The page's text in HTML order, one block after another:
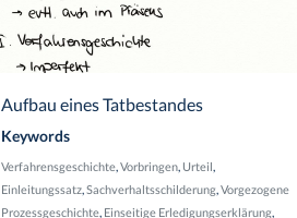
Aufbau eines Tatbestandes
Keywords
Verfahrensgeschichte,Vorbringen, Urteil,
Einleitungssatz,Sachverhaltsschilderung,Vorgezogene
Prozessgeschichte, Einseitige Erledigungserklärung,